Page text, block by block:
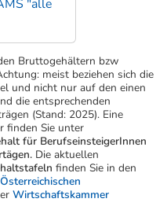
"alle
Bruttogehältern bzw
meist beziehen sich die
und nicht nur auf den einen
die entsprechenden
(Stand: 2025). Eine
finden Sie unter
für BerufseinsteigerInnen
Die aktuellen
finden Sie in den
Österreichischen
Wirtschaftskammer